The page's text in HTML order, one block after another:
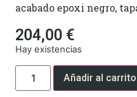
acabado epoxi negro,
204,00 €
Hay existencias
Añadir al carrito